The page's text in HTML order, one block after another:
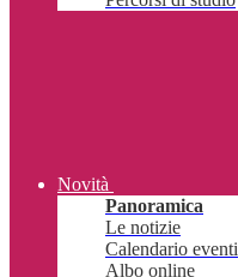
Novità
Panoramica
Le notizie
Calendario eventi
Albo online